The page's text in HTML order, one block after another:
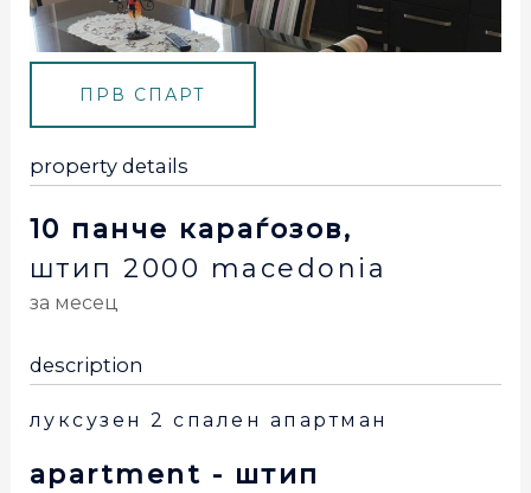
ПРВ СПАРТ
property details
10 панче караѓозов,
штип 2000 macedonia
за месец
description
луксузен 2 спален апартман
apartment - штип